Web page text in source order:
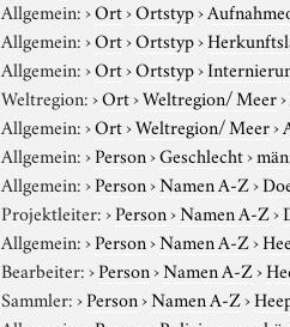
Allgemein:›Ort›Ortstyp›
Allgemein:›Ort›Ortstyp›
Allgemein:›Ort›Ortstyp›
Weltregion:›Ort›Weltregion/ Meer›
Allgemein:›Ort›Weltregion/ Meer›
Allgemein:›Person›Geschlecht›
Allgemein:›Person›Namen A-Z›
Projektleiter:›Person›Namen A-Z›
Allgemein:›Person›Namen A-Z›
Bearbeiter:›Person›Namen A-Z›
Sammler:›Person›Namen A-Z›